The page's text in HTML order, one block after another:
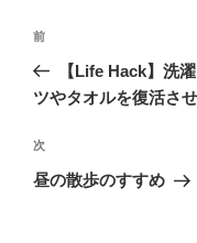
投
ナ
ゲ
ー
前
の
投
前
【Life Hack】洗
ツやタオルを復活さ
次
の
次
昼の散歩のすすめ